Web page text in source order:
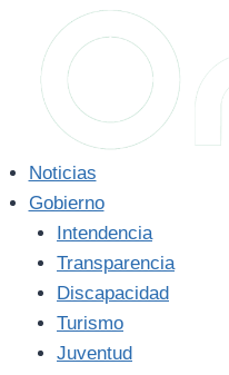
contenido
Noticias
Gobierno
Intendencia
Transparencia
Discapacidad
Turismo
Juventud